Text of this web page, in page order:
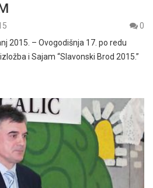
0
2015. – Ovogodišnja 17. po redu
i Sajam “Slavonski Brod 2015.”